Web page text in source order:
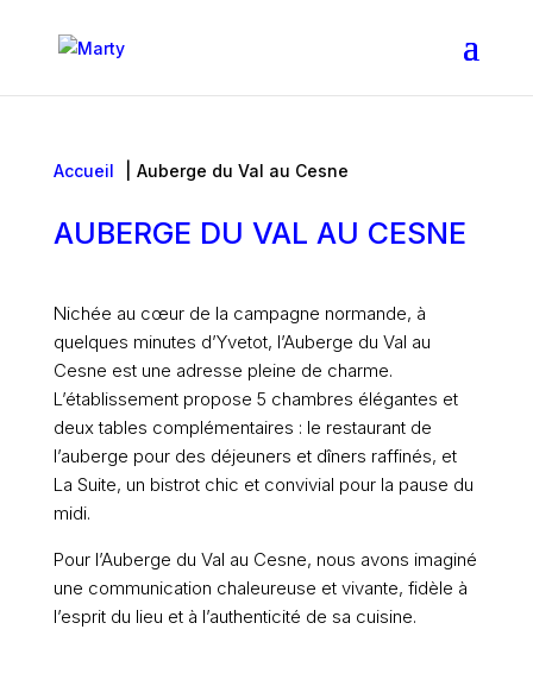
Accueil Auberge du Val au Cesne
AUBERGE DU VAL AU CESNE
Nichée au cœur de la campagne normande, à
quelques minutes d’Yvetot, l’Auberge du Val au
Cesne est une adresse pleine de charme.
L’établissement propose 5 chambres élégantes et
deux tables complémentaires : le restaurant de
l’auberge pour des déjeuners et dîners raffinés, et
La Suite, un bistrot chic et convivial pour la pause du
midi.
Pour l’Auberge du Val au Cesne, nous avons imaginé
une communication chaleureuse et vivante, fidèle à
l’esprit du lieu et à l’authenticité de sa cuisine.